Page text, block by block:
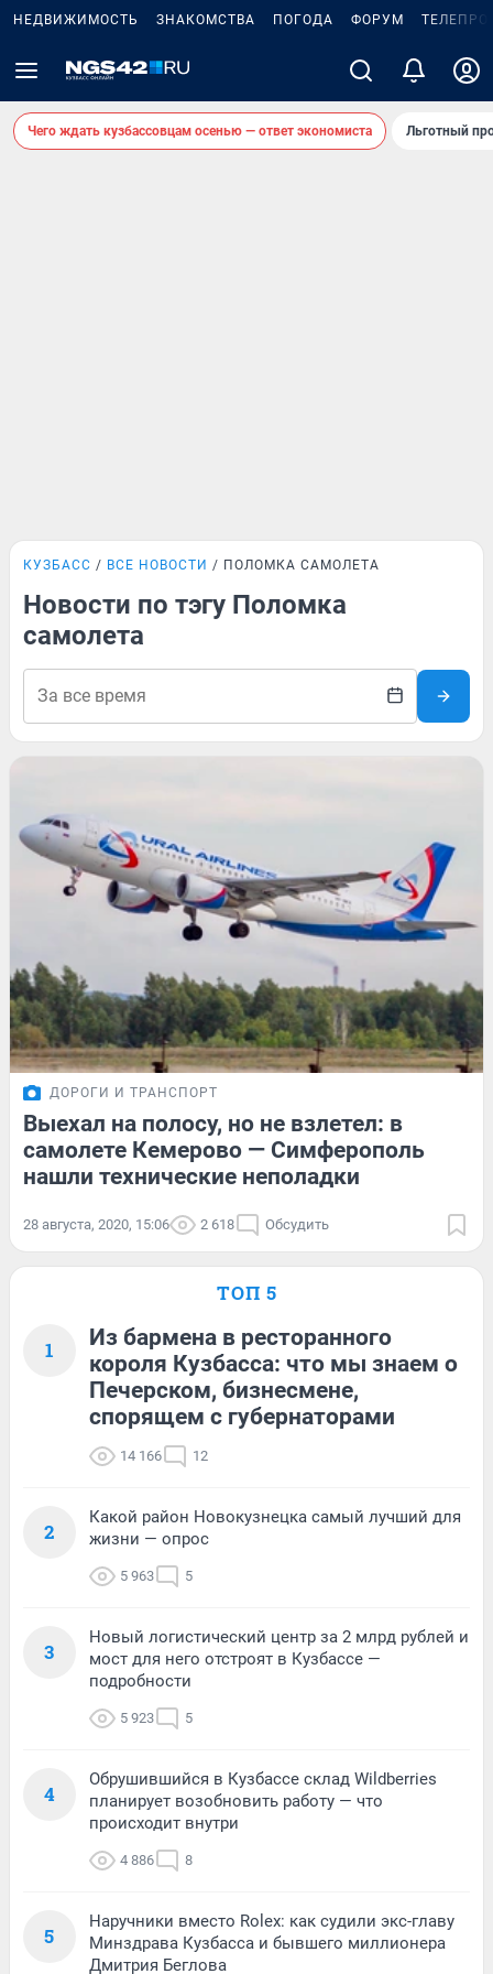
НЕДВИЖИМОСТЬ ЗНАКОМСТВА ПОГОДА ФОРУМ
Чего ждать кузбассовцам осенью — ответ экономиста Льготный
КУЗБАСС ВСЕ НОВОСТИ ПОЛОМКА САМОЛЕТА
Новости по тэгу Поломка
самолета
ДОРОГИ И ТРАНСПОРТ
Выехал на полосу, но не взлетел: в
самолете Кемерово — Симферополь
нашли технические неполадки
28 августа, 2020, 15:06 2 618 Обсудить
ТОП 5
1
Из бармена в ресторанного
короля Кузбасса: что мы знаем о
Печерском, бизнесмене,
спорящем с губернаторами
14 166 12
2
Какой район Новокузнецка самый лучший для
жизни — опрос
5 963 5
3
Новый логистический центр за 2 млрд рублей и
мост для него отстроят в Кузбассе —
подробности
5 923 5
4
Обрушившийся в Кузбассе склад Wildberries
планирует возобновить работу — что
происходит внутри
4 886 8
5
Наручники вместо Rolex: как судили экс-главу
Минздрава Кузбасса и бывшего миллионера
Дмитрия Беглова